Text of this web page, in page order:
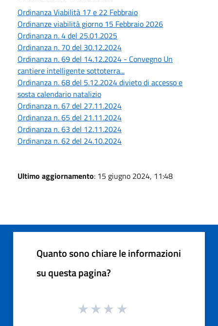
Ordinanza Viabilità 17 e 22 Febbraio
Ordinanze viabilità giorno 15 Febbraio 2026
Ordinanza n. 4 del 25.01.2025
Ordinanza n. 70 del 30.12.2024
Ordinanza n. 69 del 14.12.2024 - Convegno Un
cantiere intelligente sottoterra...
Ordinanza n. 68 del 5.12.2024 divieto di accesso e
sosta calendario natalizio
Ordinanza n. 67 del 27.11.2024
Ordinanza n. 65 del 21.11.2024
Ordinanza n. 63 del 12.11.2024
Ordinanza n. 62 del 24.10.2024
Ultimo aggiornamento: 15 giugno 2024, 11:48
Quanto sono chiare le informazioni
su questa pagina?